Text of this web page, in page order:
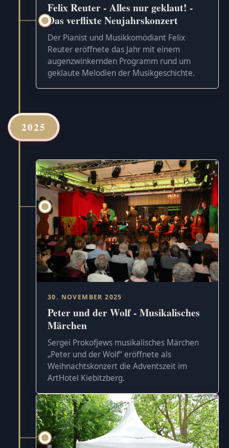
Felix Reuter - Alles nur geklaut! -
Das verflixte Neujahrskonzert
Der Pianist und Musikkomödiant Felix
Reuter eröffnete das Jahr mit einem
augenzwinkernden Programm rund um
geklaute Melodien der Musikgeschichte.
2025
30. NOVEMBER 2025
Peter und der Wolf - Musikalisches
Märchen
Sergei Prokofjews musikalisches Märchen
„Peter und der Wolf“ eröffnete als
Weihnachtskonzert die Adventszeit im
ArtHotel Kiebitzberg.